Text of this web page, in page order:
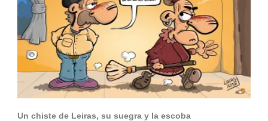
Un chiste de Leiras, su suegra y la escoba